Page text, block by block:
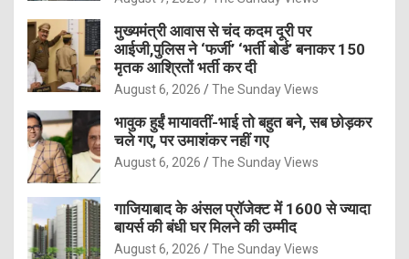
मुख्यमंत्री आवास से चंद कदम दूरी पर
आईजी,पुलिस ने ‘फर्जी’ ‘भर्ती बोर्ड’ बनाकर 150
मृतक आश्रितों भर्ती कर दी
August 6, 2026 The Sunday Views
भावुक हुईं मायावतीं-भाई तो बहुत बने, सब छोड़कर
चले गए, पर उमाशंकर नहीं गए
August 6, 2026 The Sunday Views
गाजियाबाद के अंसल प्रॉजेक्ट में 1600 से ज्यादा
बायर्स की बंधी घर मिलने की उम्मीद
August 6, 2026 The Sunday Views